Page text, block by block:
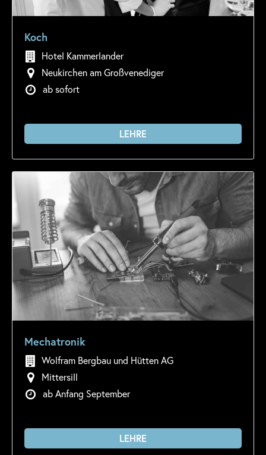
Koch
Hotel Kammerlander
Neukirchen am Großvenediger
ab sofort
LEHRE
Mechatronik
Wolfram Bergbau und Hütten AG
Mittersill
ab Anfang September
LEHRE